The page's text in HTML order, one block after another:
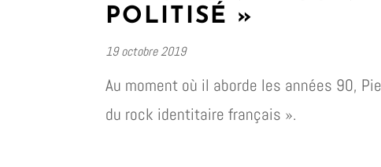
POLITISÉ »
19 octobre 2019
Au moment où il aborde les années 90,
du rock identitaire français ».